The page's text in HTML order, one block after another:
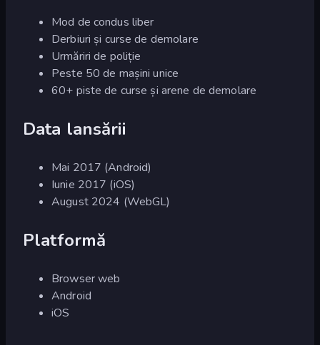
Mod de condus liber
Derbiuri și curse de demolare
Urmăriri de poliție
Peste 50 de mașini unice
60+ piste de curse și arene de demolare
Data lansării
Mai 2017 (Android)
Iunie 2017 (iOS)
August 2024 (WebGL)
Platformă
Browser web
Android
iOS